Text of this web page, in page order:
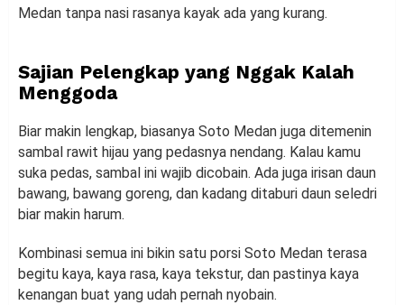
Medan tanpa nasi rasanya kayak ada yang kurang.
Sajian Pelengkap yang Nggak Kalah
Menggoda
Biar makin lengkap, biasanya Soto Medan juga ditemenin
sambal rawit hijau yang pedasnya nendang. Kalau kamu
suka pedas, sambal ini wajib dicobain. Ada juga irisan daun
bawang, bawang goreng, dan kadang ditaburi daun seledri
biar makin harum.
Kombinasi semua ini bikin satu porsi Soto Medan terasa
begitu kaya, kaya rasa, kaya tekstur, dan pastinya kaya
kenangan buat yang udah pernah nyobain.